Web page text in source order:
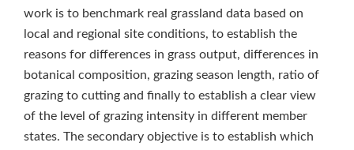
work is to benchmark real grassland data based on
local and regional site conditions, to establish the
reasons for differences in grass output, differences in
botanical composition, grazing season length, ratio of
grazing to cutting and finally to establish a clear view
of the level of grazing intensity in different member
states. The secondary objective is to establish which